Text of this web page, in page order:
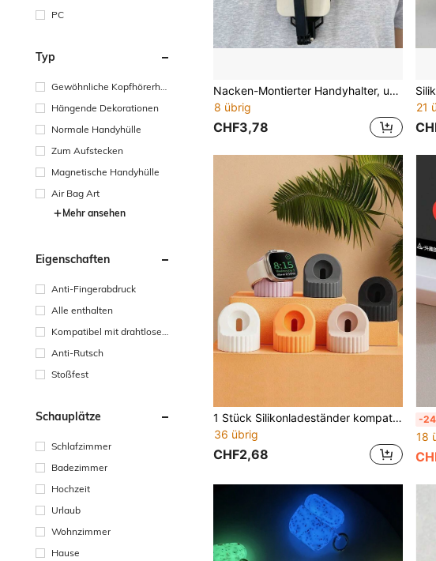
PC
Typ
Gewöhnliche Kopfhörerhüll
Hängende Dekorationen
Normale Handyhülle
Zum Aufstecken
Magnetische Handyhülle
Air Bag Art
Mehr ansehen
Eigenschaften
Anti-Fingerabdruck
Alle enthalten
Kompatibel mit drahtlosem
Anti-Rutsch
Stoßfest
Schauplätze
Schlafzimmer
Badezimmer
Hochzeit
Urlaub
Wohnzimmer
Hause
Nacken-Montierter Handyhalter, unterstützt schnelles horizontales/vertikales Bildschirmwechseln, geeignet für Nutzer mit Rundrücken, anwendbar für Actionkameras
8 übrig
CHF3,78
21
1 Stück Silikonladeständer kompatibel mit Apple Watch
36 übrig
CHF2,68
-
18